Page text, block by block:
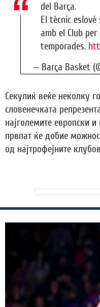
del Barça.
El tècnic
amb el Club
temporades.
— Barça Basket
Секулиќ веќе неколку
словенечката
најголемите европски
првпат ќе добие
од најтрофејните